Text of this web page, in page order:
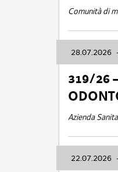
Comunità di
28.07.2026
319/26
Azienda
22.07.2026